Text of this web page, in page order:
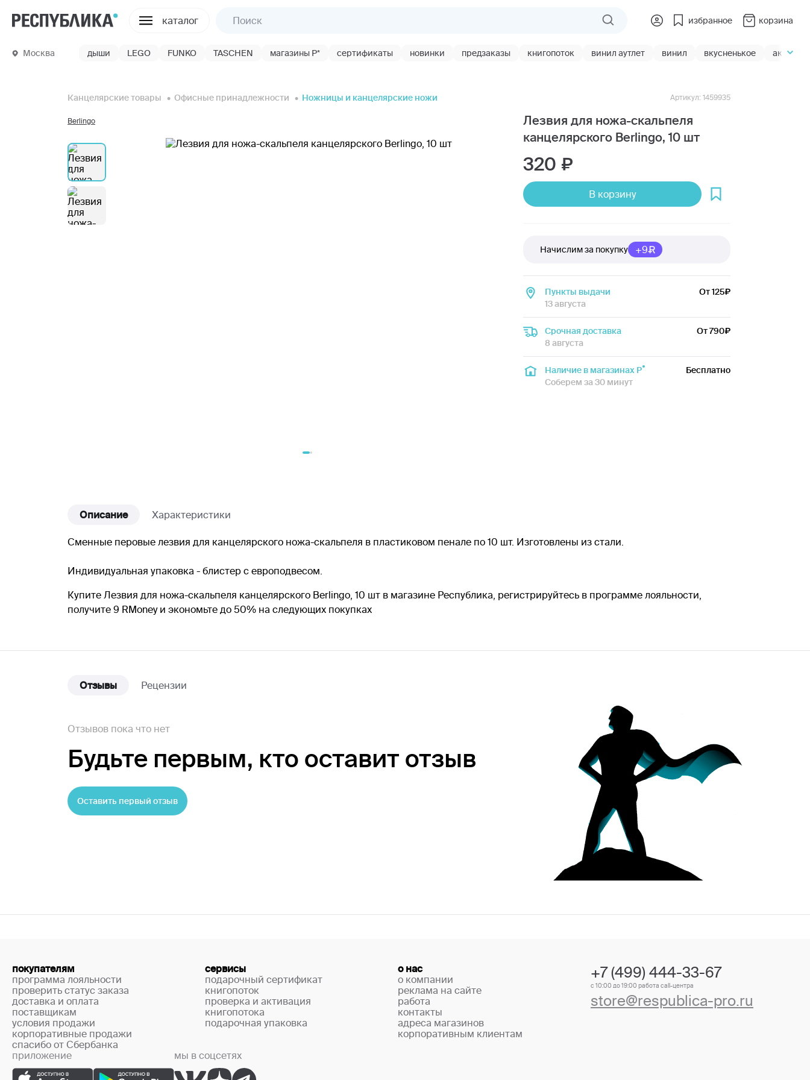
каталог избранное корзина
Москва дыши LEGO FUNKO TASCHEN магазины Р* сертификаты новинки предзаказы книгопоток винил аутлет винил вкусненькое акции
Канцелярские товары Офисные принадлежности Ножницы и канцелярские ножи
Berlingo
Лезвия для ножа-скальпеля
канцелярского Berlingo, 10 шт
Артикул: 1459935
320
В корзину
Начислим за покупку +9
Пункты выдачи
13 августа
От 125
Срочная доставка
8 августа
От 790
Наличие в магазинах Р
Соберем за 30 минут
Бесплатно
Описание Характеристики
Сменные перовые лезвия для канцелярского ножа-скальпеля в пластиковом пенале по 10 шт. Изготовлены из стали.
Индивидуальная упаковка - блистер с европодвесом.
Купите Лезвия для ножа-скальпеля канцелярского Berlingo, 10 шт в магазине Республика, регистрируйтесь в программе лояльности,
получите 9 RMoney и экономьте до 50% на следующих покупках
Отзывы Рецензии
Отзывов пока что нет
Будьте первым, кто оставит отзыв
Оставить первый отзыв
покупателям
программа лояльности
проверить статус заказа
доставка и оплата
поставщикам
условия продажи
корпоративные продажи
спасибо от Сбербанка
сервисы
подарочный сертификат
книгопоток
проверка и активация
книгопотока
подарочная упаковка
о нас
о компании
реклама на сайте
работа
контакты
адреса магазинов
корпоративным клиентам
+7 (499) 444-33-67
с 10:00 до 19:00 работа call-центра
store@respublica-pro.ru
приложение мы в соцсетях